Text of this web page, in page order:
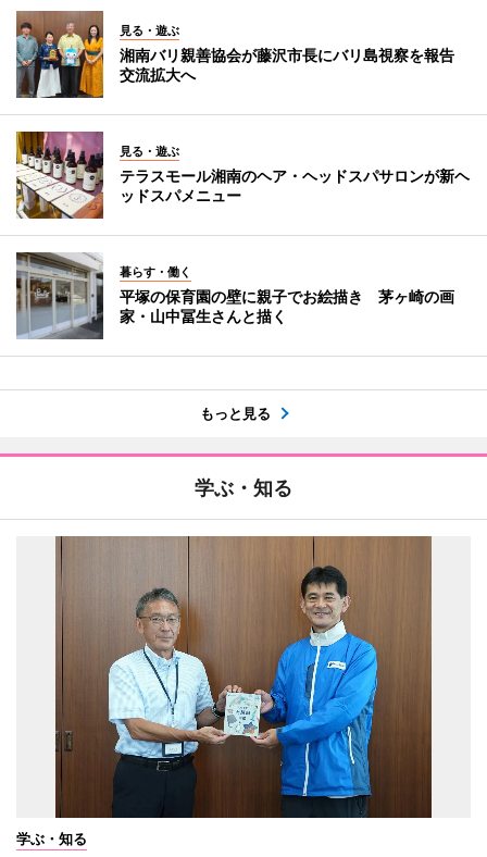
見る・遊ぶ
湘南バリ親善協会が藤沢市長にバリ島視察を報告
交流拡大へ
見る・遊ぶ
テラスモール湘南のヘア・ヘッドスパサロンが新ヘ
ッドスパメニュー
暮らす・働く
平塚の保育園の壁に親子でお絵描き 茅ヶ崎の画
家・山中冨生さんと描く
もっと見る
学ぶ・知る
学ぶ・知る